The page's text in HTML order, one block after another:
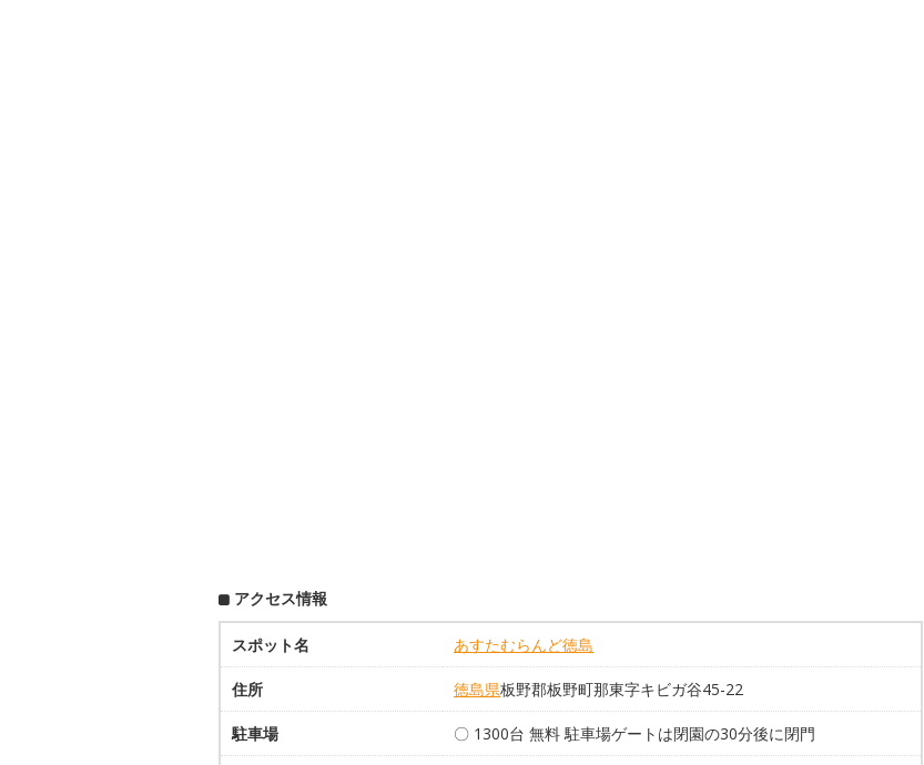
アクセス情報
スポット名 あすたむらんど徳島
住所 徳島県板野郡板野町那東字キビガ谷45-22
駐車場 〇 1300台 無料 駐車場ゲートは閉園の30分後に閉門